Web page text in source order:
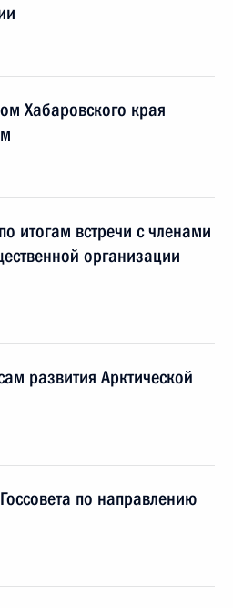
Хабаровского края
итогам встречи с членами
организации
развития Арктической
по направлению